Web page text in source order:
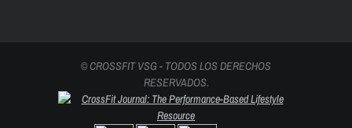
© CROSSFIT VSG - TODOS LOS DERECHOS
RESERVADOS.